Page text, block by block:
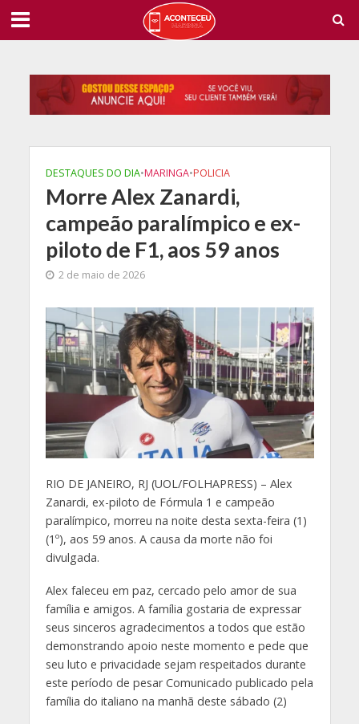
DESTAQUES DO DIA•MARINGA•POLICIA
Morre Alex Zanardi,
campeão paralímpico e ex-
piloto de F1, aos 59 anos
2 de maio de 2026
RIO DE JANEIRO, RJ (UOL/FOLHAPRESS) – Alex
Zanardi, ex-piloto de Fórmula 1 e campeão
paralímpico, morreu na noite desta sexta-feira (1)
(1º), aos 59 anos. A causa da morte não foi
divulgada.
Alex faleceu em paz, cercado pelo amor de sua
família e amigos. A família gostaria de expressar
seus sinceros agradecimentos a todos que estão
demonstrando apoio neste momento e pede que
seu luto e privacidade sejam respeitados durante
este período de pesar Comunicado publicado pela
família do italiano na manhã deste sábado (2)